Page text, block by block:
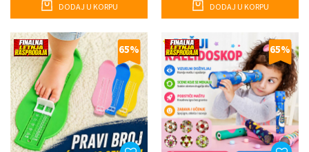
DODAJ U KORPU DODAJ U KORPU
65% 65%